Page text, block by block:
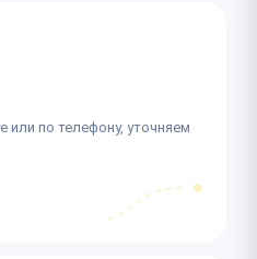
или по телефону, уточняем